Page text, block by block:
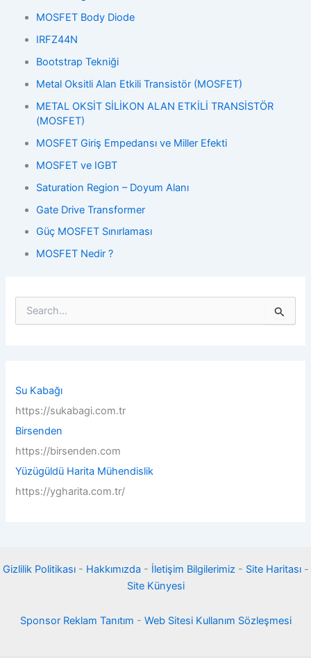
MOSFET Body Diode
IRFZ44N
Bootstrap Tekniği
Metal Oksitli Alan Etkili Transistör (MOSFET)
METAL OKSİT SİLİKON ALAN ETKİLİ TRANSİSTÖR
(MOSFET)
MOSFET Giriş Empedansı ve Miller Efekti
MOSFET ve IGBT
Saturation Region – Doyum Alanı
Gate Drive Transformer
Güç MOSFET Sınırlaması
MOSFET Nedir ?
f
r
:
Su Kabağı
https://sukabagi.com.tr
Birsenden
https://birsenden.com
Yüzügüldü Harita Mühendislik
https://ygharita.com.tr/
Gizlilik Politikası- Hakkımızda - İletişim Bilgilerimiz- Site Haritası-
Site Künyesi
Sponsor Reklam Tanıtım - Web Sitesi Kullanım Sözleşmesi